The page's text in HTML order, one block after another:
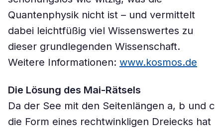
Quantenphysik nicht ist – und vermittelt
dabei leichtfüßig viel Wissenswertes zu
dieser grundlegenden Wissenschaft.
Weitere Informationen: www.kosmos.de
Die Lösung des Mai-Rätsels
Da der See mit den Seitenlängen a, b und c
die Form eines rechtwinkligen Dreiecks hat